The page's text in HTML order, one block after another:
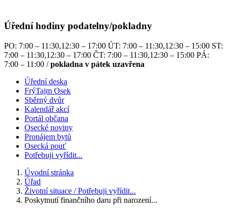
Úřední hodiny podatelny/pokladny
PO: 7:00 – 11:30,12:30 – 17:00 ÚT: 7:00 – 11:30,12:30 – 15:00 ST:
7:00 – 11:30,12:30 – 17:00 ČT: 7:00 – 11:30,12:30 – 15:00 PÁ:
7:00 – 11:00 /pokladna v pátek uzavřena
Úřední deska
FrýTajm Osek
Sběrný dvůr
Kalendář akcí
Portál občana
Osecké noviny
Pronájem bytů
Osecká pouť
Potřebuji vyřídit...
Úvodní stránka
Úřad
Životní situace / Potřebuji vyřídit...
Poskytnutí finančního daru při narození...